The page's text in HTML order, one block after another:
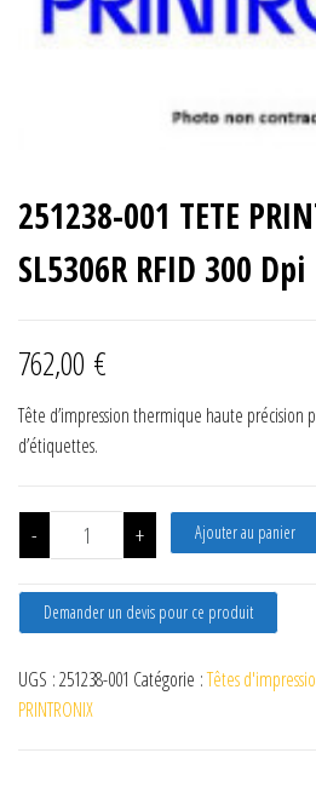
251238-001 TETE
SL5306R RFID 300 Dpi
762,00 €
Tête d’impression thermique haute précision
d’étiquettes.
- quantité de 251238-001 TETE
+ Ajouter au panier
Demander un devis pour ce produit
UGS :251238-001 Catégorie :Têtes
PRINTRONIX